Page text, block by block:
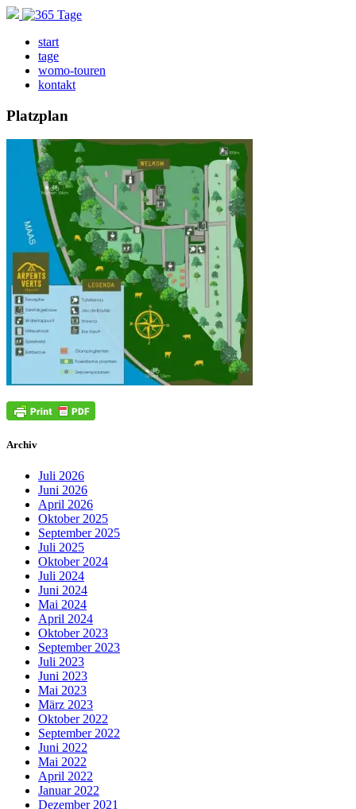
start
tage
womo-touren
kontakt
Platzplan
Archiv
Juli 2026
Juni 2026
April 2026
Oktober 2025
September 2025
Juli 2025
Oktober 2024
Juli 2024
Juni 2024
Mai 2024
April 2024
Oktober 2023
September 2023
Juli 2023
Juni 2023
Mai 2023
März 2023
Oktober 2022
September 2022
Juni 2022
Mai 2022
April 2022
Januar 2022
Dezember 2021